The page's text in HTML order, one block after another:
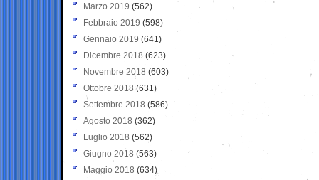
Marzo 2019 (562)
Febbraio 2019 (598)
Gennaio 2019 (641)
Dicembre 2018 (623)
Novembre 2018 (603)
Ottobre 2018 (631)
Settembre 2018 (586)
Agosto 2018 (362)
Luglio 2018 (562)
Giugno 2018 (563)
Maggio 2018 (634)